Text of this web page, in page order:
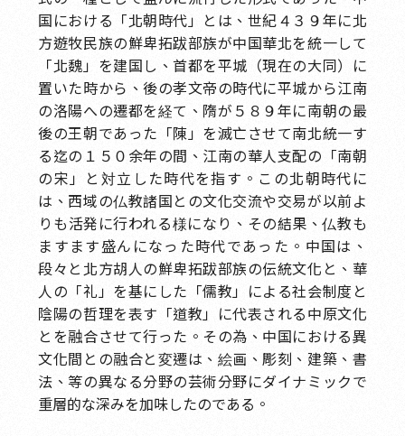
国における「北朝時代」とは、世紀４３９年に北
方遊牧民族の鮮卑拓跋部族が中国華北を統一して
「北魏」を建国し、首都を平城（現在の大同）に
置いた時から、後の孝文帝の時代に平城から江南
の洛陽への遷都を経て、隋が５８９年に南朝の最
後の王朝であった「陳」を滅亡させて南北統一す
る迄の１５０余年の間、江南の華人支配の「南朝
の宋」と対立した時代を指す。この北朝時代に
は、西域の仏教諸国との文化交流や交易が以前よ
りも活発に行われる様になり、その結果、仏教も
ますます盛んになった時代であった。中国は、
段々と北方胡人の鮮卑拓跋部族の伝統文化と、華
人の「礼」を基にした「儒教」による社会制度と
陰陽の哲理を表す「道教」に代表される中原文化
とを融合させて行った。その為、中国における異
文化間との融合と変遷は、絵画、彫刻、建築、書
法、等の異なる分野の芸術分野にダイナミックで
重層的な深みを加味したのである。